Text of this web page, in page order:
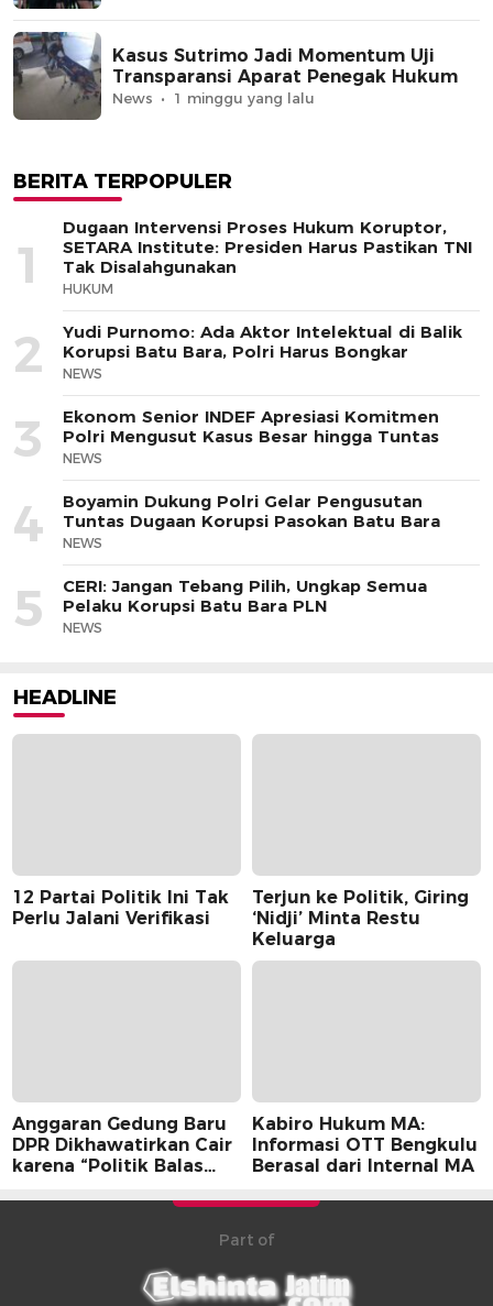
Kasus Sutrimo Jadi Momentum Uji
Transparansi Aparat Penegak Hukum
News 1 minggu yang lalu
BERITA TERPOPULER
1
Dugaan Intervensi Proses Hukum Koruptor,
SETARA Institute: Presiden Harus Pastikan TNI
Tak Disalahgunakan
HUKUM
2
Yudi Purnomo: Ada Aktor Intelektual di Balik
Korupsi Batu Bara, Polri Harus Bongkar
NEWS
3
Ekonom Senior INDEF Apresiasi Komitmen
Polri Mengusut Kasus Besar hingga Tuntas
NEWS
4
Boyamin Dukung Polri Gelar Pengusutan
Tuntas Dugaan Korupsi Pasokan Batu Bara
NEWS
5
CERI: Jangan Tebang Pilih, Ungkap Semua
Pelaku Korupsi Batu Bara PLN
NEWS
HEADLINE
12 Partai Politik Ini Tak
Perlu Jalani Verifikasi
Terjun ke Politik, Giring
‘Nidji’ Minta Restu
Keluarga
Anggaran Gedung Baru
DPR Dikhawatirkan Cair
karena “Politik Balas
Kabiro Hukum MA:
Informasi OTT Bengkulu
Berasal dari Internal MA
Part of